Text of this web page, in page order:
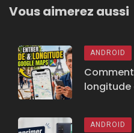
Vous aimerez aussi
ANDROID
longitude
ANDROID